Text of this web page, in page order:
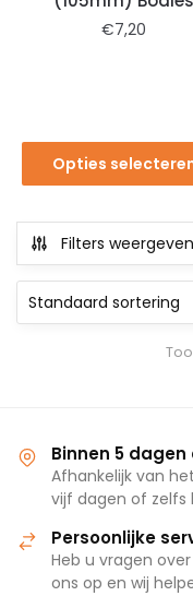
€7,20
Opties
Filters weergeven
Binnen 5
Afhankelijk van
vijf dagen of zelfs
Persoonlijke
Heb u vragen
ons op en wij